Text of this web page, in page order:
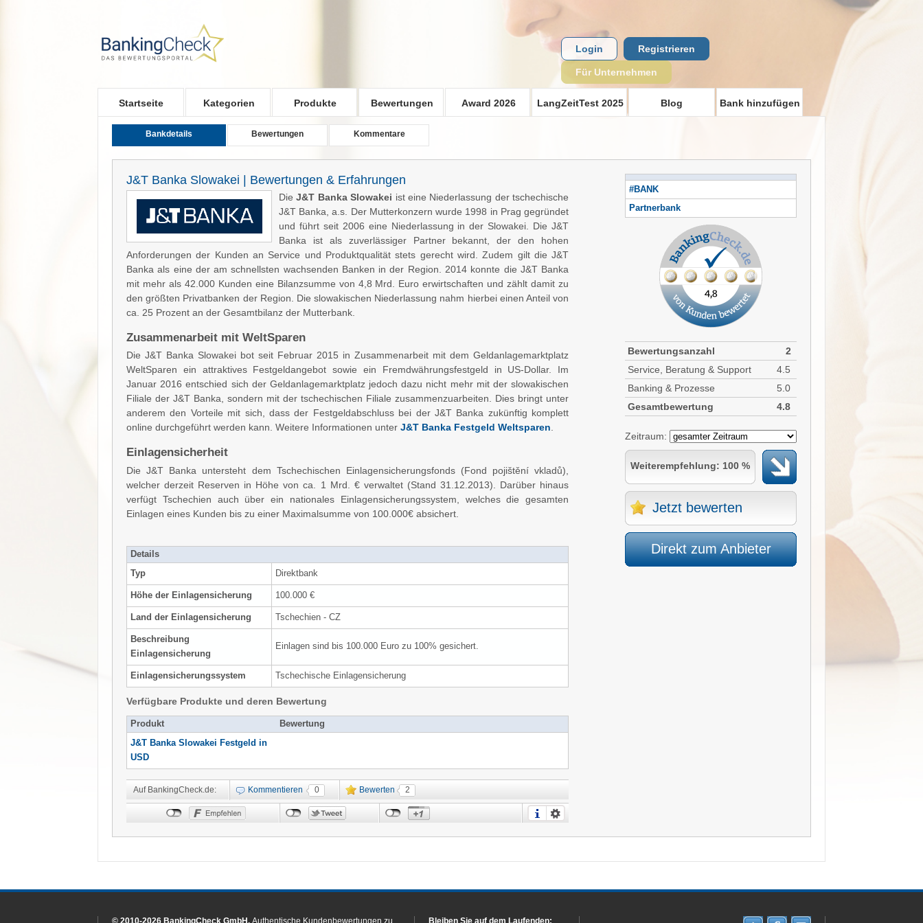
Startseite Kategorien Produkte Bewertungen Award 2026 LangZeitTest 2025 Blog Bank hinzufügen
Login Registrieren
Für Unternehmen
Bankdetails Bewertungen Kommentare
J&T Banka Slowakei | Bewertungen & Erfahrungen
DieJ&T Banka Slowakei ist eine Niederlassung der tschechische
J&T Banka, a.s. Der Mutterkonzern wurde 1998 in Prag gegründet
und führt seit 2006 eine Niederlassung in der Slowakei. Die J&T
Banka ist als zuverlässiger Partner bekannt, der den hohen
Anforderungen der Kunden an Service und Produktqualität stets gerecht wird. Zudem gilt die J&T
Banka als eine der am schnellsten wachsenden Banken in der Region. 2014 konnte die J&T Banka
mit mehr als 42.000 Kunden eine Bilanzsumme von 4,8 Mrd. Euro erwirtschaften und zählt damit zu
den größten Privatbanken der Region. Die slowakischen Niederlassung nahm hierbei einen Anteil von
ca. 25 Prozent an der Gesamtbilanz der Mutterbank.
Zusammenarbeit mit WeltSparen
Die J&T Banka Slowakei bot seit Februar 2015 in Zusammenarbeit mit dem Geldanlagemarktplatz
WeltSparen ein attraktives Festgeldangebot sowie ein Fremdwährungsfestgeld in US-Dollar. Im
Januar 2016 entschied sich der Geldanlagemarktplatz jedoch dazu nicht mehr mit der slowakischen
Filiale der J&T Banka, sondern mit der tschechischen Filiale zusammenzuarbeiten. Dies bringt unter
anderem den Vorteile mit sich, dass der Festgeldabschluss bei der J&T Banka zukünftig komplett
online durchgeführt werden kann. Weitere Informationen unter J&T Banka Festgeld Weltsparen
Einlagensicherheit
Die J&T Banka untersteht dem Tschechischen Einlagensicherungsfonds (Fond pojištění vkladů),
welcher derzeit Reserven in Höhe von ca. 1 Mrd. € verwaltet (Stand 31.12.2013). Darüber hinaus
verfügt Tschechien auch über ein nationales Einlagensicherungssystem, welches die gesamten
Einlagen eines Kunden bis zu einer Maximalsumme von 100.000€ absichert.
Details
Typ
Direktbank
Höhe der Einlagensicherung 100.000 €
Land der Einlagensicherung Tschechien - CZ
Beschreibung
Einlagensicherung
Einlagen sind bis 100.000 Euro zu 100% gesichert.
Einlagensicherungssystem Tschechische Einlagensicherung
Verfügbare Produkte und deren Bewertung
Produkt
Bewertung
J&T Banka Slowakei Festgeld in
USD
Auf BankingCheck.de: Kommentieren 0 Bewerten 2
#BANK
Partnerbank
Bewertungsanzahl
2
Service, Beratung & Support
4.5
Banking & Prozesse
5.0
Gesamtbewertung
4.8
Zeitraum:
Weiterempfehlung: 100 %
Jetzt bewerten
Direkt zum Anbieter
© 2010-2026 BankingCheck GmbH. Authentische Kundenbewertungen zu Bleiben Sie auf dem Laufenden: